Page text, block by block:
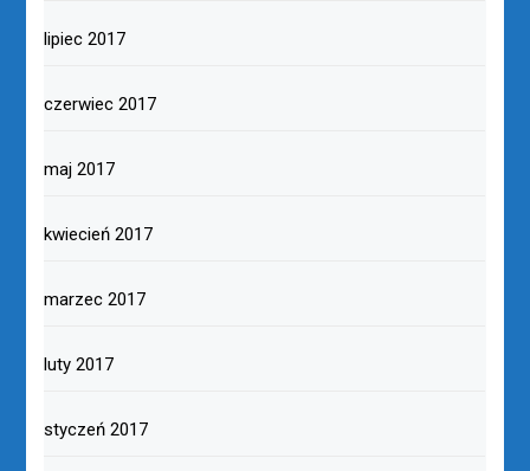
lipiec 2017
czerwiec 2017
maj 2017
kwiecień 2017
marzec 2017
luty 2017
styczeń 2017